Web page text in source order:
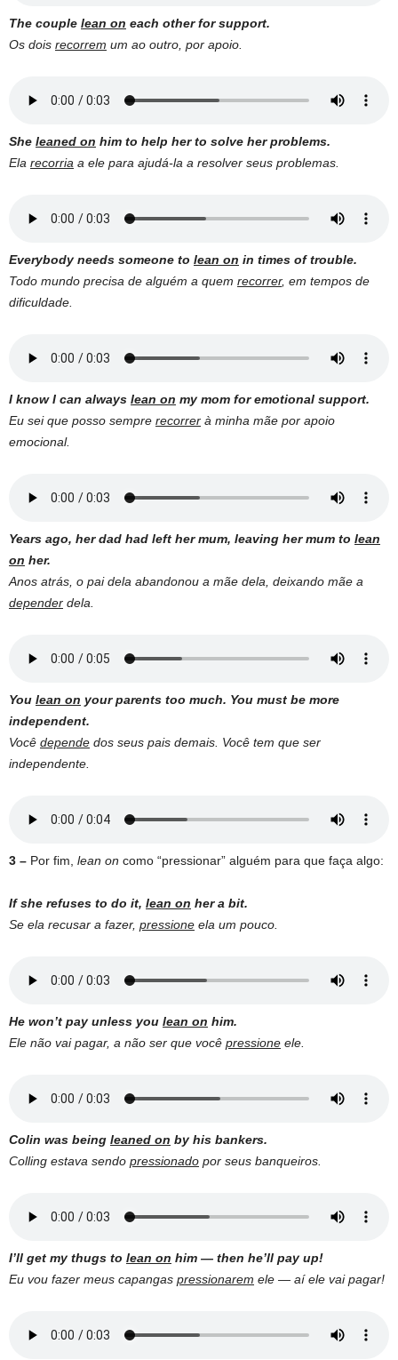
The couple lean on each other for support.
Os dois recorrem um ao outro, por apoio.
She leaned on him to help her to solve her problems.
Ela recorria a ele para ajudá-la a resolver seus problemas.
Everybody needs someone to lean on in times of trouble.
Todo mundo precisa de alguém a quem recorrer, em tempos de
dificuldade.
I know I can always lean on my mom for emotional support.
Eu sei que posso sempre recorrer à minha mãe por apoio
emocional.
Years ago, her dad had left her mum, leaving her mum to lean
on her.
Anos atrás, o pai dela abandonou a mãe dela, deixando mãe a
depender dela.
You lean on your parents too much. You must be more
independent.
Você depende dos seus pais demais. Você tem que ser
independente.
3 – Por fim, lean on como “pressionar” alguém para que faça algo:
If she refuses to do it, lean on her a bit.
Se ela recusar a fazer, pressione ela um pouco.
He won’t pay unless you lean on him.
Ele não vai pagar, a não ser que você pressione ele.
Colin was being leaned on by his bankers.
Colling estava sendo pressionado por seus banqueiros.
I’ll get my thugs to lean on him — then he’ll pay up!
Eu vou fazer meus capangas pressionarem ele — aí ele vai pagar!